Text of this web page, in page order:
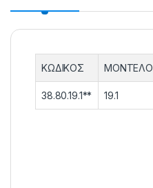
ΚΩΔΙΚΟΣ ΜΟΝΤΕΛΟ
38.80.19.1** 19.1